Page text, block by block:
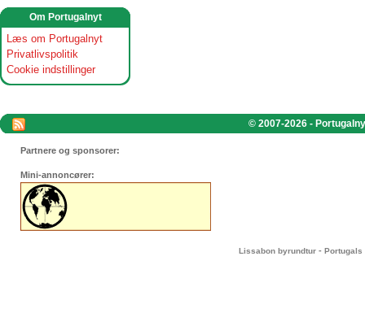
Om Portugalnyt
Læs om Portugalnyt
Privatlivspolitik
Cookie indstillinger
© 2007-2026 -
Partnere og sponsorer:
Mini-annoncører:
Lissabon byrundtur - Portugals